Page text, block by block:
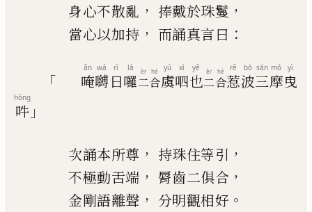
身心不散亂 ， 捧戴於珠鬘 ，
當心以加持 ， 而誦真言曰 ：
「 唵
ǎn
嚩
wá
日
rì
囉
là
二
èr
合
hé
虞
yú
呬
xì
也
yě
二
èr
合
hé
惹
rě
波
bō
三
sān
摩
mó
曳
yì
吽
hōng
」
次誦本所尊 ， 持珠住等引 ，
不極動舌端 ， 脣齒二俱合 ，
金剛語離聲 ， 分明觀相好 。